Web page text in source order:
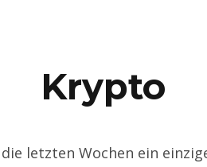
Krypto
letzten Wochen ein